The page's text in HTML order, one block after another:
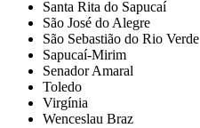
Santa Rita do Sapucaí
São José do Alegre
São Sebastião do Rio Verde
Sapucaí-Mirim
Senador Amaral
Toledo
Virgínia
Wenceslau Braz